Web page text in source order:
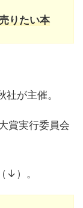
りたい本
が主催。
賞実行委員会
↓）。